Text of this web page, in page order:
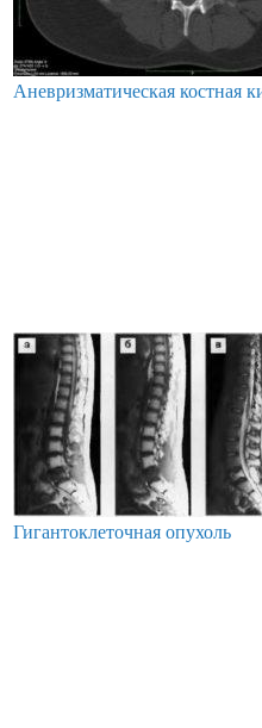
Аневризматическая костная
Гигантоклеточная опухоль